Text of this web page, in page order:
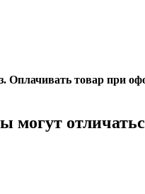
Оплачивать товар при
могут